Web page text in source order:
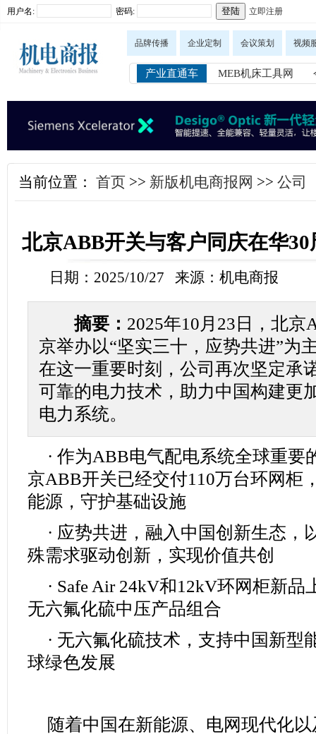
用户名: 密码: 立即注册
品牌传播 企业定制 会议策划 视频
产业直通车 MEB机床工具网
当前位置： 首页 >> 新版机电商报网 >> 公司
北京ABB开关与客户同庆在华
日期：2025/10/27 来源：机电商报
摘要： 2025年10月23日，北
京举办以“坚实三十，应势共进”为
在这一重要时刻，公司再次坚定承
可靠的电力技术，助力中国构建更
电力系统。
· 作为ABB电气配电系统全球重要
京ABB开关已经交付110万台环网柜
能源，守护基础设施
· 应势共进，融入中国创新生态，
殊需求驱动创新，实现价值共创
· Safe Air 24kV和12kV环网柜新
无六氟化硫中压产品组合
· 无六氟化硫技术，支持中国新型
球绿色发展
随着中国在新能源、电网现代化